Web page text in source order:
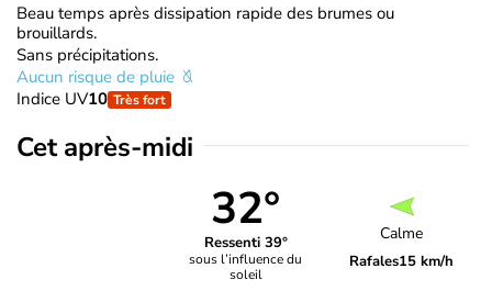
Beau temps après dissipation rapide des brumes ou
brouillards.
Sans précipitations.
Aucun risque de pluie
Indice UV10 Très fort
Cet après-midi
32°
Ressenti 39°
sous l’influence du
soleil
Calme
Rafales15 km/h